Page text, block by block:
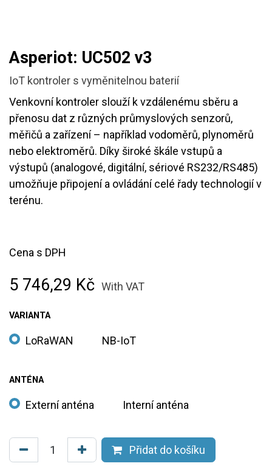
Asperiot: UC502 v3
IoT kontroler s vyměnitelnou baterií
Venkovní kontroler slouží k vzdálenému sběru a
přenosu dat z různých průmyslových senzorů,
měřičů a zařízení – například vodoměrů, plynoměrů
nebo elektroměrů. Díky široké škále vstupů a
výstupů (analogové, digitální, sériové RS232/RS485)
umožňuje připojení a ovládání celé řady technologií v
terénu.
Cena s DPH
5 746,29 Kč With VAT
VARIANTA
LoRaWAN NB-IoT
ANTÉNA
Externí anténa Interní anténa
Přidat do košíku